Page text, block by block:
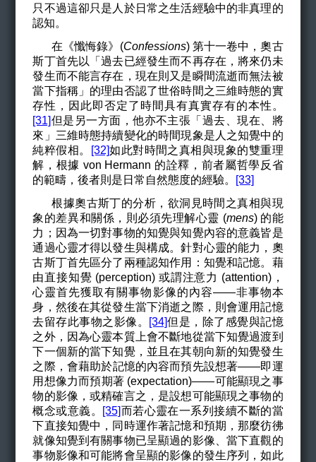
只不過這卻只是人於日常之生活經驗中的非真理的
認知。
在《懺悔錄》(Confessions) 第十一卷中，奧古
斯丁首先以「過去已經發生而不再存在，將來仍未
發生而不能言存在，現在則又是瞬間流逝而無法被
當下指稱」的理由否認了世俗時間之三維時態的實
存性，因此即否定了時間具有真實存有的本性。
[31]但是另一方面，他亦不主張「過去、現在、將
來」三維時態持續變化的時間現象是人之知覺中的
純粹假相。
[32]如此對時間之真相與現象的雙重理
解，根據 von Hermann 的詮釋，前者屬哲學反省
的範疇，後者則是日常自然態度的經驗。 [33]
根據奧古斯丁的分析，欲洞見時間之真相與現
象的差異和關係，則必須先理解心靈 (mens) 的能
力；因為一切對事物的知覺與知覺內容的意義皆是
通過心靈才得以發生與構成。針對心靈的能力， 奧
古斯丁首先區分了兩種認知作用：知覺和記憶。藉
由直接知覺 (perception) 或謂注意力 (attention)，
心靈首先獲取有關事物影像的內容——非事物本
身，然後在其從發生當下消逝之際，則會運用記憶
去留存此事物之影像。
[34]但是，除了感覺與記憶
之外，因為心靈本質上會不斷地從當下知覺過渡到
下一個新的當下知覺，並且在其朝向新的知覺發生
之際，會藉助於記憶的內容而預先設想著——即運
用想像力而預期著 (expectation)——可能顯現之事
物的影像，或精確言之，是設想可能顯現之事物的
概念或意義。
[35]而若心靈在一系列接續不斷的當
下直接知覺中，同時運作著記憶和預期，那麼彷彿
就像知覺到有關事物已呈顯過的影像、當下直觀的
事物影像和可能將會呈顯的影像的發生序列，如此